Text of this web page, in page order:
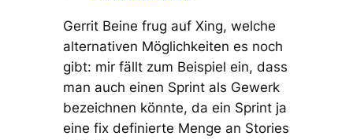
Gerrit Beine frug auf Xing, welche
alternativen Möglichkeiten es noch
gibt: mir fällt zum Beispiel ein, dass
man auch einen Sprint als Gewerk
bezeichnen könnte, da ein Sprint ja
eine fix definierte Menge an Stories